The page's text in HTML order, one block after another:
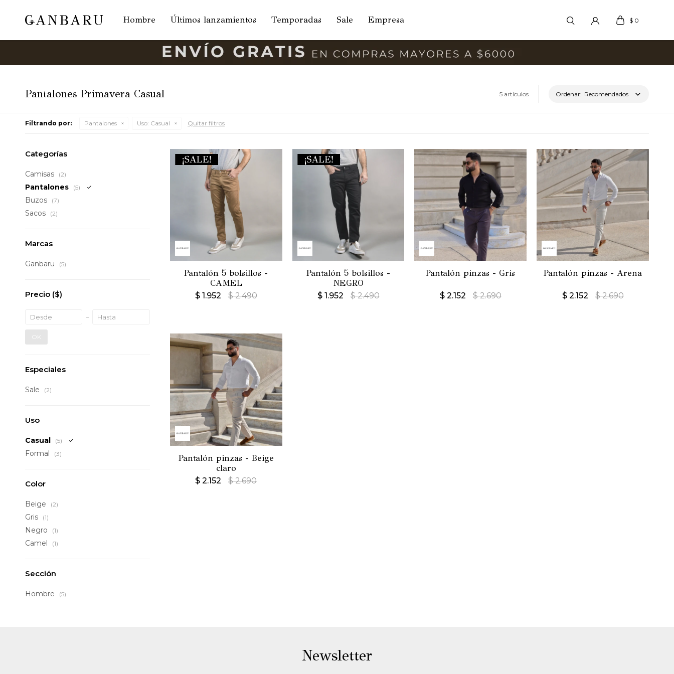
Hombre Últimos lanzamientos Temporadas Sale Empresa $ 0
Pantalones Primavera Casual 5 artículos Recomendados
Filtrando por: Pantalones Uso: Casual Quitar filtros
Pantalón 5 bolsillos -
CAMEL
$ 1.952 $ 2.490
Pantalón 5 bolsillos -
NEGRO
$ 1.952 $ 2.490
Pantalón pinzas - Gris
$ 2.152 $ 2.690
Pantalón pinzas - Arena
$ 2.152 $ 2.690
Pantalón pinzas - Beige
claro
$ 2.152 $ 2.690
Categorías
Camisas (2)
Pantalones (5)
Buzos (7)
Sacos (2)
Marcas
Ganbaru (5)
Precio ($)
OK
Especiales
Sale (2)
Uso
Casual (5)
Formal (3)
Color
Beige (2)
Gris (1)
Negro (1)
Camel (1)
Sección
Hombre (5)
Newsletter